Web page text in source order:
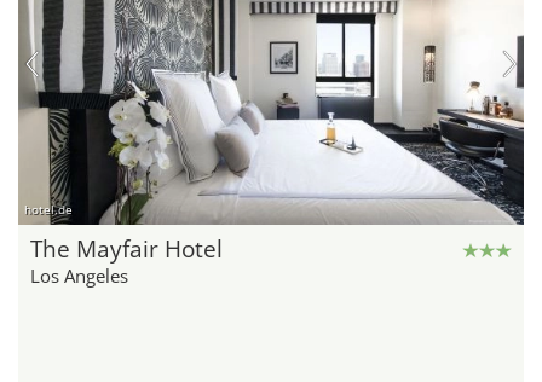
hotel.de
The Mayfair Hotel
Los Angeles